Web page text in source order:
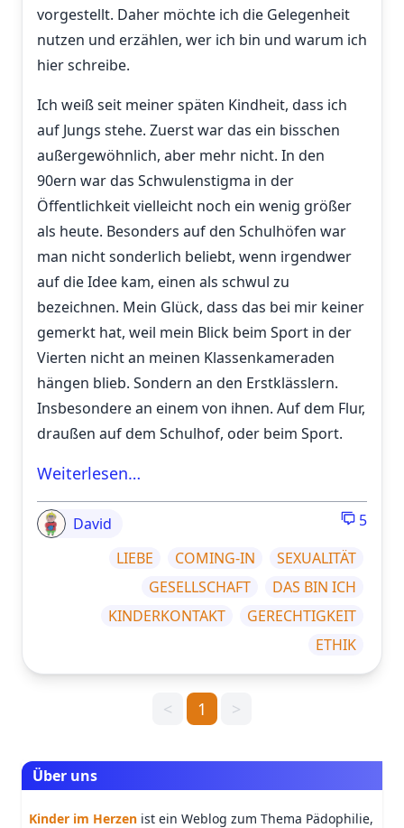
vorgestellt. Daher möchte ich die Gelegenheit
nutzen und erzählen, wer ich bin und warum ich
hier schreibe.
Ich weiß seit meiner späten Kindheit, dass ich
auf Jungs stehe. Zuerst war das ein bisschen
außergewöhnlich, aber mehr nicht. In den
90ern war das Schwulenstigma in der
Öffentlichkeit vielleicht noch ein wenig größer
als heute. Besonders auf den Schulhöfen war
man nicht sonderlich beliebt, wenn irgendwer
auf die Idee kam, einen als schwul zu
bezeichnen. Mein Glück, dass das bei mir keiner
gemerkt hat, weil mein Blick beim Sport in der
Vierten nicht an meinen Klassenkameraden
hängen blieb. Sondern an den Erstklässlern.
Insbesondere an einem von ihnen. Auf dem Flur,
draußen auf dem Schulhof, oder beim Sport.
Weiterlesen…
David
5
LIEBE
COMING-IN
SEXUALITÄT
GESELLSCHAFT
DAS BIN ICH
KINDERKONTAKT
GERECHTIGKEIT
ETHIK
< 1 >
Über uns
Kinder im Herzen ist ein Weblog zum Thema Pädophilie,